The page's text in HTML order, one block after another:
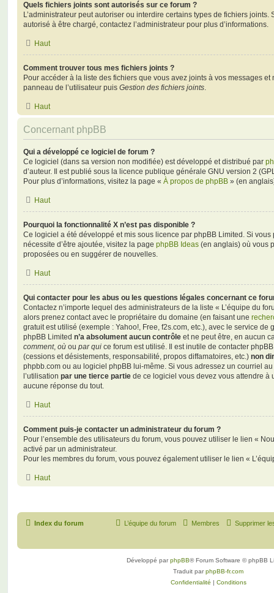
Quels fichiers joints sont autorisés sur ce forum ?
L’administrateur peut autoriser ou interdire certains types de fichiers joints.
autorisé à être chargé, contactez l’administrateur pour plus d’informations.
Haut
Comment trouver tous mes fichiers joints ?
Pour accéder à la liste des fichiers que vous avez joints à vos messages
panneau de l’utilisateur puis Gestion des fichiers joints.
Haut
Concernant phpBB
Qui a développé ce logiciel de forum ?
Ce logiciel (dans sa version non modifiée) est développé et distribué par
d’auteur. Il est publié sous la licence publique générale GNU version 2
Pour plus d’informations, visitez la page « À propos de phpBB » (en
Haut
Pourquoi la fonctionnalité X n’est pas disponible ?
Ce logiciel a été développé et mis sous licence par phpBB Limited. Si vous
nécessite d’être ajoutée, visitez la page phpBB Ideas (en anglais) où vous
proposées ou en suggérer de nouvelles.
Haut
Qui contacter pour les abus ou les questions légales concernant ce
Contactez n’importe lequel des administrateurs de la liste « L’équipe du
alors prenez contact avec le propriétaire du domaine (en faisant une
gratuit est utilisé (exemple : Yahoo!, Free, f2s.com, etc.), avec le service de
phpBB Limited n’a absolument aucun contrôle et ne peut être, en aucun
comment, où ou par qui ce forum est utilisé. Il est inutile de contacter
(cessions et désistements, responsabilité, propos diffamatoires, etc.) non
phpbb.com ou au logiciel phpBB lui-même. Si vous adressez un courriel
l’utilisation par une tierce partie de ce logiciel vous devez vous attendre à
aucune réponse du tout.
Haut
Comment puis-je contacter un administrateur du forum ?
Pour l’ensemble des utilisateurs du forum, vous pouvez utiliser le lien «
activé par un administrateur.
Pour les membres du forum, vous pouvez également utiliser le lien «
Haut
Index du forum Supprimer
Membres
L’équipe du forum
Développé parphpBB® Forum Software © phpBB
Traduit parphpBB-fr.com
Confidentialité | Conditions